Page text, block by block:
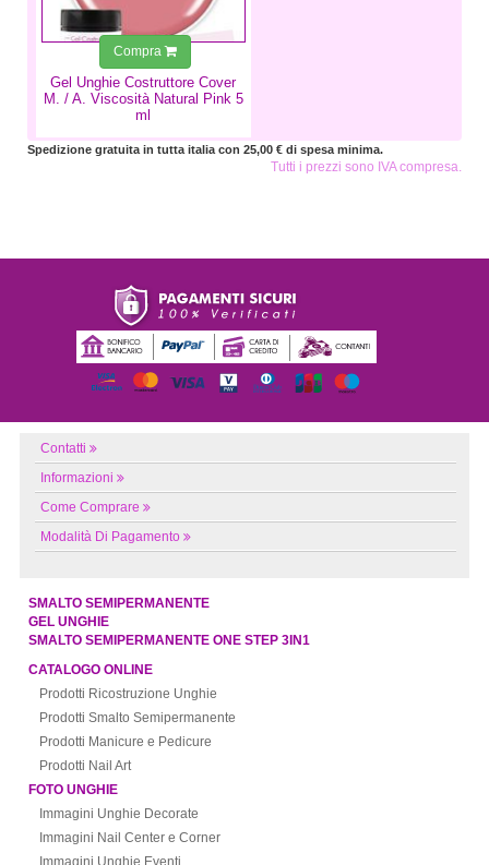
Gel Unghie Costruttore Cover
M. / A. Viscosità Natural Pink 5
ml
Compra
Spedizione gratuita in tutta italia con 25,00 € di spesa minima.
Tutti i prezzi sono IVA compresa.
Contatti
Informazioni
Come Comprare
Modalità Di Pagamento
SMALTO SEMIPERMANENTE
GEL UNGHIE
SMALTO SEMIPERMANENTE ONE STEP 3IN1
CATALOGO ONLINE
Prodotti Ricostruzione Unghie
Prodotti Smalto Semipermanente
Prodotti Manicure e Pedicure
Prodotti Nail Art
FOTO UNGHIE
Immagini Unghie Decorate
Immagini Nail Center e Corner